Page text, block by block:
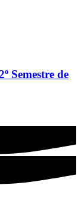
Semestre de